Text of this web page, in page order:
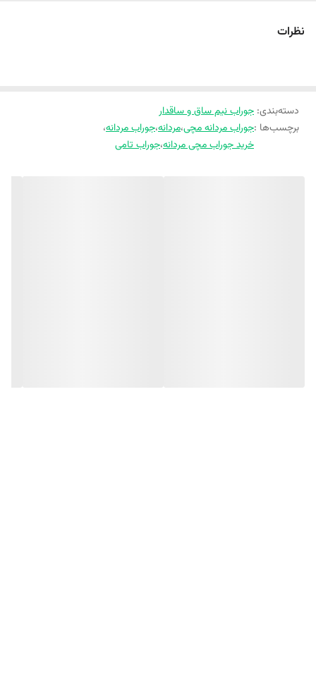
نظرات
دسته‌بندی: جوراب نیم ساق و ساقدار
برچسب‌ها :جوراب مردانه مچی،مردانه،جوراب مردانه،
خرید جوراب مچی مردانه،جوراب تامی